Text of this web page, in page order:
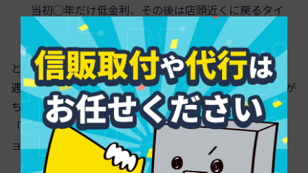
当初◯年だけ低金利、その後は店頭近くに戻るタイ
プもあります。
とくに新築マンションの提携ローンでは、「当初10年優
遇」のようなプランが多く、見かけの金利に目を奪われが
ちです。ネット銀行の全期間型と混ぜて比べるときは、
「10年後の金利がどこまで戻る前提か」をシミュレーシ
ョンしてもらうと、差が浮き彫りになります。